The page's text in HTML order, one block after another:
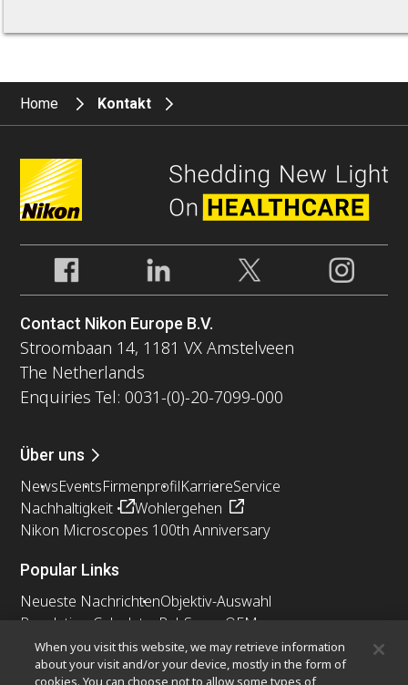
Home Kontakt
Contact Nikon Europe B.V.
Stroombaan 14, 1181 VX Amstelveen
The Netherlands
Enquiries Tel: 0031-(0)-20-7099-000
Über uns
NewsEventsFirmenprofilKarriereService
Nachhaltigkeit
Wohlergehen
Nikon Microscopes 100th Anniversary
Popular Links
Neueste NachrichtenObjektiv-Auswahl
Resolution Calculator PubScope OEM
Nikon Small World
MicroscopyU
When you visit this website, we may retrieve information
about your visit and/or your device, mostly in the form of
cookies. You can choose not to allow some types of